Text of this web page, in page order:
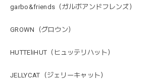
garbo&friends（ガルボアンドフレンズ）
GROWN（グロウン）
HUTTEliHUT（ヒュッテリハット）
JELLYCAT（ジェリーキャット）